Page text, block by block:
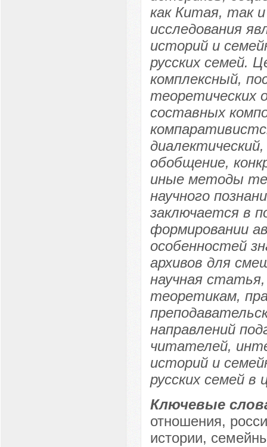
как Китая, так
исследования
историй и
русских семей.
комплексный,
теоретических
составных
обобщение,
иные методы
научного
заключается в
формировании
особенностей
архивов для
научная
теоретикам,
направлений
читателей,
историй и
русских семей в
Ключевые
отношения,
истории,